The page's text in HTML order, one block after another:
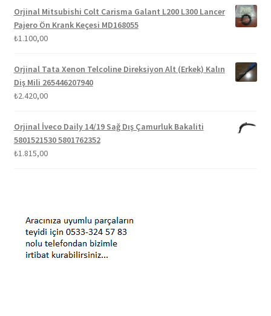
Orjinal Mitsubishi Colt Carisma Galant L200 L300 Lancer
Pajero Ön Krank Keçesi MD168055
₺1.100,00
Orjinal Tata Xenon Telcoline Direksiyon Alt (Erkek) Kalın
Diş Mili 265446207940
₺2.420,00
Orjinal İveco Daily 14/19 Sağ Dış Çamurluk Bakaliti
5801521530 5801762352
₺1.815,00